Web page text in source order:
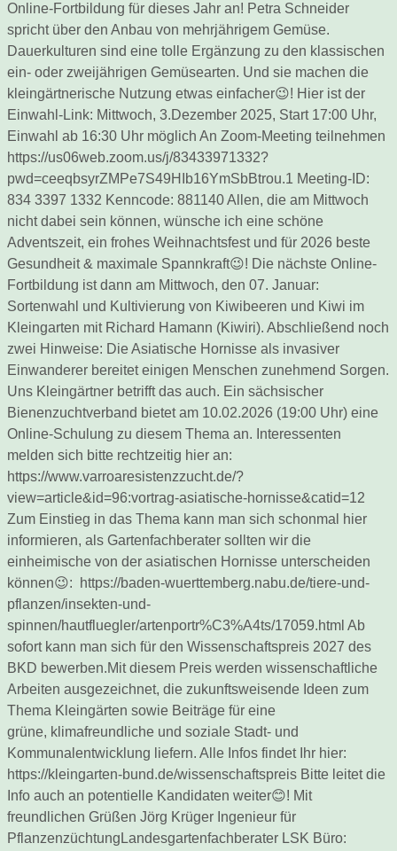
Online-Fortbildung für dieses Jahr an! Petra Schneider
spricht über den Anbau von mehrjährigem Gemüse.
Dauerkulturen sind eine tolle Ergänzung zu den klassischen
ein- oder zweijährigen Gemüsearten. Und sie machen die
kleingärtnerische Nutzung etwas einfacher😉! Hier ist der
Einwahl-Link: Mittwoch, 3.Dezember 2025, Start 17:00 Uhr,
Einwahl ab 16:30 Uhr möglich An Zoom-Meeting teilnehmen
https://us06web.zoom.us/j/83433971332?
pwd=ceeqbsyrZMPe7S49HIb16YmSbBtrou.1 Meeting-ID:
834 3397 1332 Kenncode: 881140 Allen, die am Mittwoch
nicht dabei sein können, wünsche ich eine schöne
Adventszeit, ein frohes Weihnachtsfest und für 2026 beste
Gesundheit & maximale Spannkraft😉! Die nächste Online-
Fortbildung ist dann am Mittwoch, den 07. Januar:
Sortenwahl und Kultivierung von Kiwibeeren und Kiwi im
Kleingarten mit Richard Hamann (Kiwiri). Abschließend noch
zwei Hinweise: Die Asiatische Hornisse als invasiver
Einwanderer bereitet einigen Menschen zunehmend Sorgen.
Uns Kleingärtner betrifft das auch. Ein sächsischer
Bienenzuchtverband bietet am 10.02.2026 (19:00 Uhr) eine
Online-Schulung zu diesem Thema an. Interessenten
melden sich bitte rechtzeitig hier an:
https://www.varroaresistenzzucht.de/?
view=article&id=96:vortrag-asiatische-hornisse&catid=12
Zum Einstieg in das Thema kann man sich schonmal hier
informieren, als Gartenfachberater sollten wir die
einheimische von der asiatischen Hornisse unterscheiden
können😉: https://baden-wuerttemberg.nabu.de/tiere-und-
pflanzen/insekten-und-
spinnen/hautfluegler/artenportr%C3%A4ts/17059.html Ab
sofort kann man sich für den Wissenschaftspreis 2027 des
BKD bewerben.Mit diesem Preis werden wissenschaftliche
Arbeiten ausgezeichnet, die zukunftsweisende Ideen zum
Thema Kleingärten sowie Beiträge für eine
grüne, klimafreundliche und soziale Stadt- und
Kommunalentwicklung liefern. Alle Infos findet Ihr hier:
https://kleingarten-bund.de/wissenschaftspreis Bitte leitet die
Info auch an potentielle Kandidaten weiter😊! Mit
freundlichen Grüßen Jörg Krüger Ingenieur für
PflanzenzüchtungLandesgartenfachberater LSK Büro: